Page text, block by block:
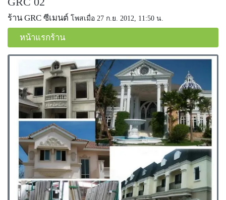
ร้าน GRC ซีเมนต์ โพสเมื่อ 27 ก.ย. 2012, 11:50 น.
หน้าแรกร้าน